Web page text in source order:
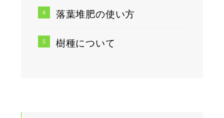
落葉堆肥の使い方
樹種について